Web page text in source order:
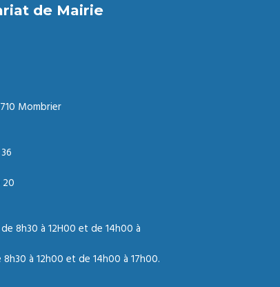
de Mairie
Mombrier
8h30 à 12H00 et de 14h00 à
à 12h00 et de 14h00 à 17h00.